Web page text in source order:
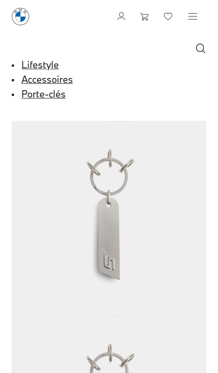
Lifestyle
Accessoires
Porte-clés